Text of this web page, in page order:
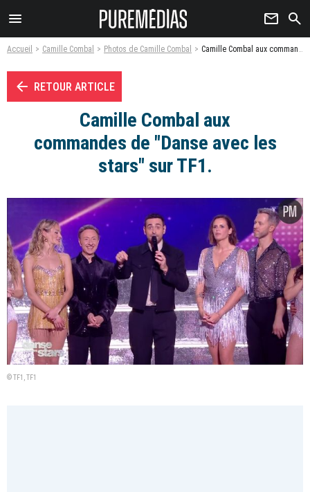
menu newsletter search
Accueil Camille Combal Photos de Camille Combal Camille Combal aux commandes de "Danse avec les stars" sur TF1. - Photo
arrow_left RETOUR ARTICLE
Camille Combal aux
commandes de "Danse avec les
stars" sur TF1.
© TF1, TF1